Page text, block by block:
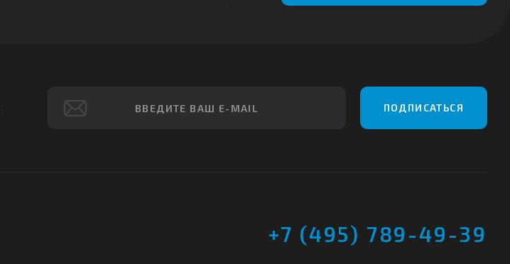
ПОДПИСАТЬСЯ
+7 (495) 789-49-39